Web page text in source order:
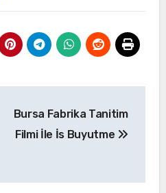
Bursa Fabrika Tanitim
Filmi İle İs Buyutme